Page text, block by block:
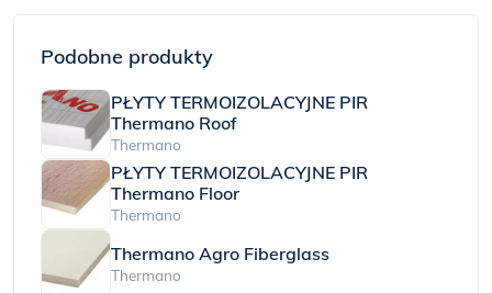
Podobne produkty
PŁYTY TERMOIZOLACYJNE PIR
Thermano Roof
Thermano
PŁYTY TERMOIZOLACYJNE PIR
Thermano Floor
Thermano
Thermano Agro Fiberglass
Thermano